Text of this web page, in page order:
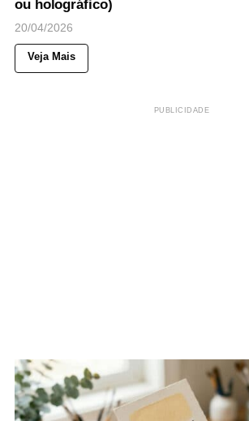
ou holográfico)
20/04/2026
Veja Mais
PUBLICIDADE